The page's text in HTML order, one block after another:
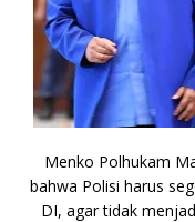
Menko Polhukam
bahwa Polisi harus
DI, agar tidak